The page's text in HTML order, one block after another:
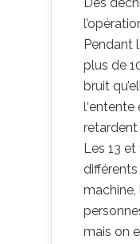
Pendant
plus de
bruit
l‘entente
retardent
Les 13
machine,
mais on